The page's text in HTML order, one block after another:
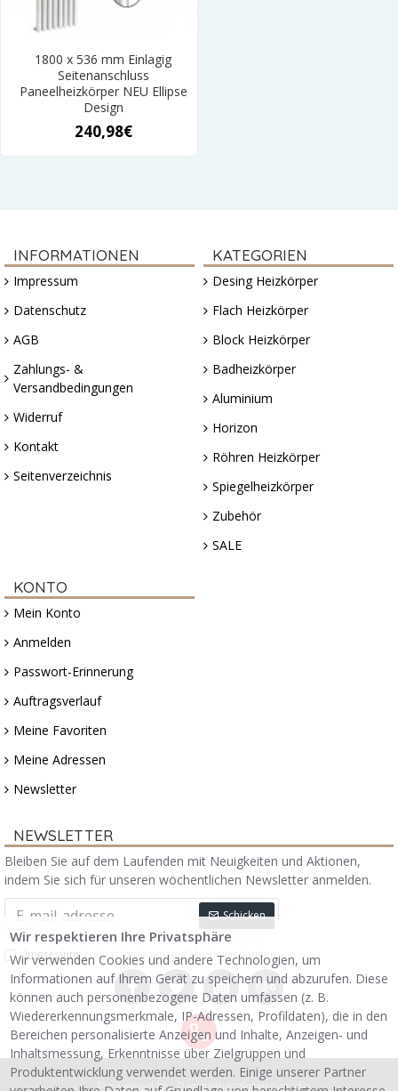
1800 x 536 mm Einlagig
Seitenanschluss
Paneelheizkörper NEU Ellipse
Design
240,98€
INFORMATIONEN
Impressum
Datenschutz
AGB
Zahlungs- &
Versandbedingungen
Widerruf
Kontakt
Seitenverzeichnis
KATEGORIEN
Desing Heizkörper
Flach Heizkörper
Block Heizkörper
Badheizkörper
Aluminium
Horizon
Röhren Heizkörper
Spiegelheizkörper
Zubehör
SALE
KONTO
Mein Konto
Anmelden
Passwort-Erinnerung
Auftragsverlauf
Meine Favoriten
Meine Adressen
Newsletter
NEWSLETTER
Bleiben Sie auf dem Laufenden mit Neuigkeiten und Aktionen,
indem Sie sich für unseren wöchentlichen Newsletter anmelden.
Schicken
Impressum habe ich gelesen und bin einverstanden.
Powered by Paneelheizkoerper.de
Wir respektieren Ihre Privatsphäre
Wir verwenden Cookies und andere Technologien, um
Informationen auf Ihrem Gerät zu speichern und abzurufen. Diese
können auch personenbezogene Daten umfassen (z. B.
Wiedererkennungsmerkmale, IP-Adressen, Profildaten), die in den
Bereichen personalisierte Anzeigen und Inhalte, Anzeigen- und
Inhaltsmessung, Erkenntnisse über Zielgruppen und
Produktentwicklung verwendet werden. Einige unserer Partner